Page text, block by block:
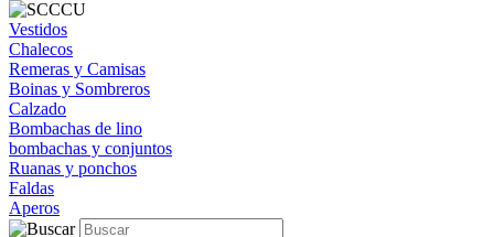
Vestidos
Chalecos
Remeras y Camisas
Boinas y Sombreros
Calzado
Bombachas de lino
bombachas y conjuntos
Ruanas y ponchos
Faldas
Aperos